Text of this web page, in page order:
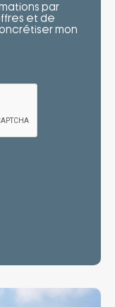
par
et de
mon